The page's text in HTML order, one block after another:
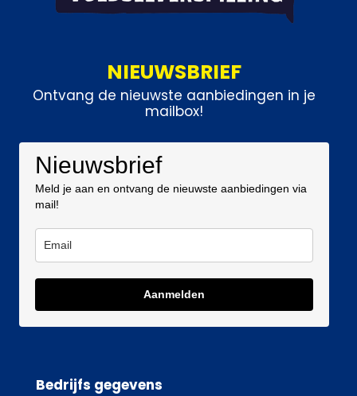
NIEUWSBRIEF
Ontvang de nieuwste aanbiedingen in je
mailbox!
Nieuwsbrief
Meld je aan en ontvang de nieuwste aanbiedingen via
mail!
Aanmelden
Bedrijfs gegevens